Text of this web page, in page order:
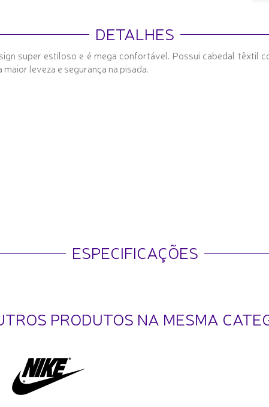
DETALHES
super estiloso e é mega confortável. Possui cabedal têxtil
leveza e segurança na pisada.
ESPECIFICAÇÕES
PRODUTOS NA MESMA